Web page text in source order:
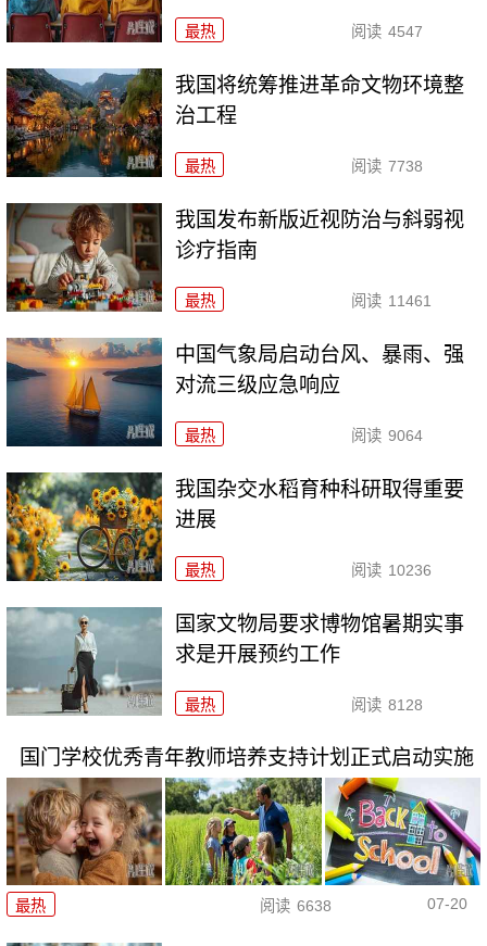
最热 阅读 4547
我国将统筹推进革命文物环境整
治工程
最热 阅读 7738
我国发布新版近视防治与斜弱视
诊疗指南
最热 阅读 11461
中国气象局启动台风、暴雨、强
对流三级应急响应
最热 阅读 9064
我国杂交水稻育种科研取得重要
进展
最热 阅读 10236
国家文物局要求博物馆暑期实事
求是开展预约工作
最热 阅读 8128
国门学校优秀青年教师培养支持计划正式启动实施
最热 阅读 6638 07-20